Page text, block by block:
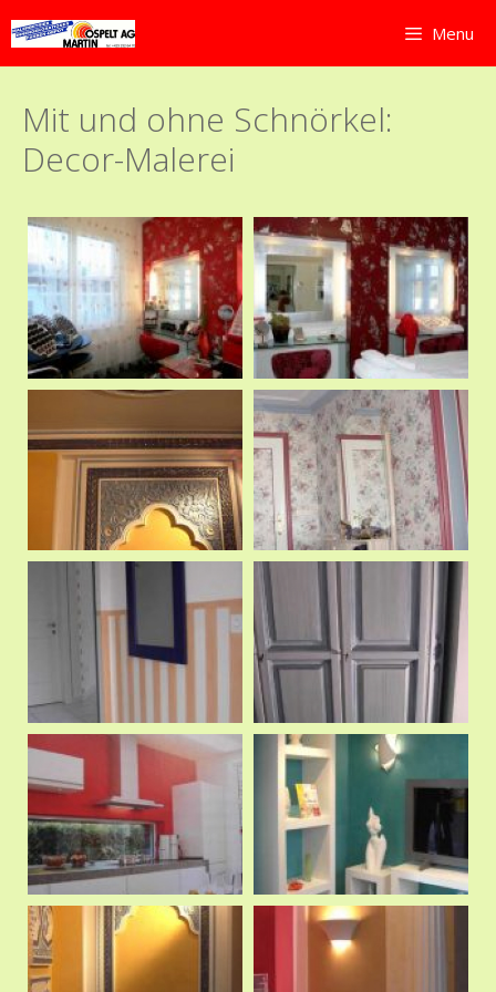
zum
Inhalt
Menu
Mit und ohne Schnörkel:
Decor-Malerei